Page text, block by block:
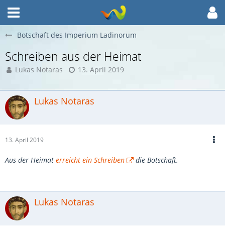
Botschaft des Imperium Ladinorum
Schreiben aus der Heimat
Lukas Notaras 13. April 2019
Lukas Notaras
13. April 2019
Aus der Heimat erreicht ein Schreiben die Botschaft.
Lukas Notaras